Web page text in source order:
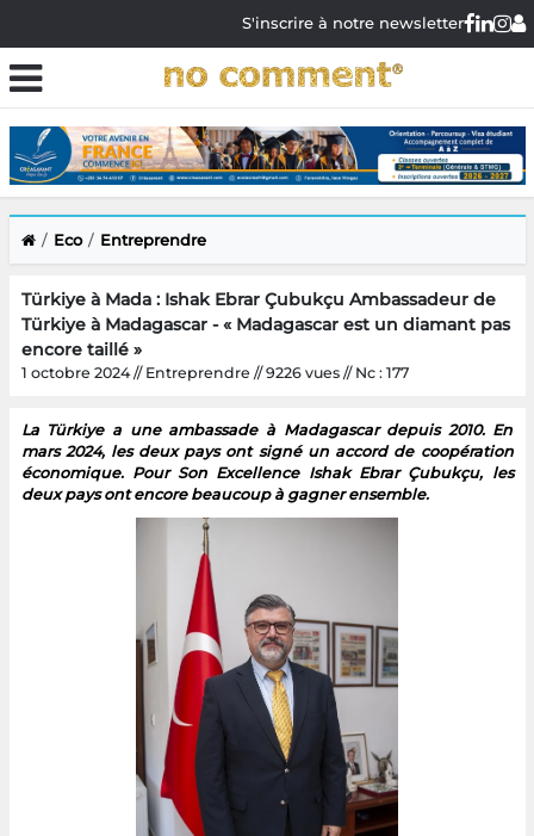
S'inscrire à notre newsletter
Eco Entreprendre
Türkiye à Mada : Ishak Ebrar Çubukçu Ambassadeur de
Türkiye à Madagascar - « Madagascar est un diamant pas
encore taillé »
1 octobre 2024 // Entreprendre // 9226 vues // Nc : 177
La Türkiye a une ambassade à Madagascar depuis 2010. En
mars 2024, les deux pays ont signé un accord de coopération
économique. Pour Son Excellence Ishak Ebrar Çubukçu, les
deux pays ont encore beaucoup à gagner ensemble.